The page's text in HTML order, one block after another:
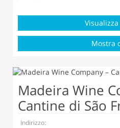
Mostra
Madeira Wine
Cantine di São
Indirizzo: